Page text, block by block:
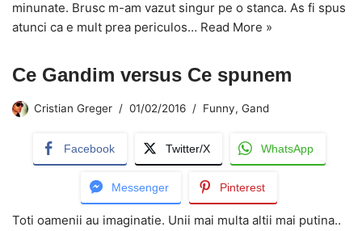
minunate. Brusc m-am vazut singur pe o stanca. As fi spus
atunci ca e mult prea periculos… Read More »
Ce Gandim versus Ce spunem
Cristian Greger 01/02/2016 Funny, Gand
Facebook Twitter/X WhatsApp
Messenger Pinterest
Toti oamenii au imaginatie. Unii mai multa altii mai putina..